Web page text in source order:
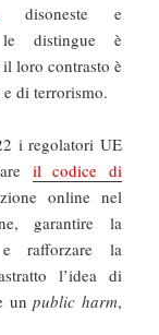
disoneste e
distingue è
loro contrasto è
e di terrorismo.
i regolatori UE
il codice di
online nel
garantire la
rafforzare la
l’idea di
un public harm,